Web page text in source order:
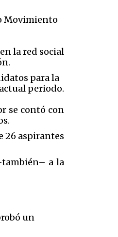
Movimiento
la red social
para la
periodo.
se contó con
26 aspirantes
a la
un